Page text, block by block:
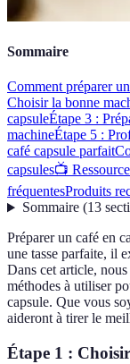
Sommaire
Comment préparer
Choisir la bonne
capsuleÉtape 3 :
machineÉtape 5 :
café capsule parfait
capsules📺
fréquentesProduits
Sommaire(13
Préparer un café en
une tasse parfaite, il
Dans cet article,
méthodes à utiliser
capsule. Que vous
aideront à tirer le
Étape 1 :